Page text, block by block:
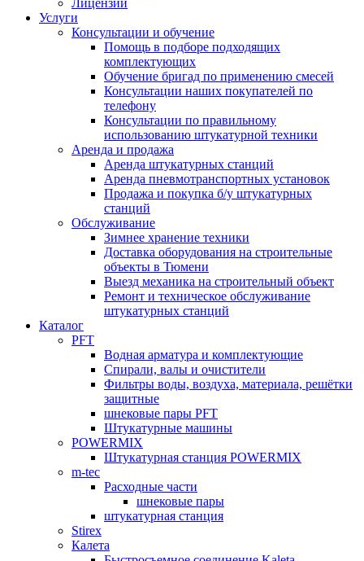
Лицензии
Услуги
Консультации и обучение
Помощь в подборе подходящих
комплектующих
Обучение бригад по применению смесей
Консультации наших покупателей по
телефону
Консультации по правильному
использованию штукатурной техники
Аренда и продажа
Аренда штукатурных станций
Аренда пневмотранспортных установок
Продажа и покупка б/у штукатурных
станций
Обслуживание
Зимнее хранение техники
Доставка оборудования на строительные
объекты в Тюмени
Выезд механика на строительный объект
Ремонт и техническое обслуживание
штукатурных станций
Каталог
PFT
Водная арматура и комплектующие
Спирали, валы и очистители
Фильтры воды, воздуха, материала, решётки
защитные
шнековые пары PFT
Штукатурные машины
POWERMIX
Штукатурная станция POWERMIX
m-tec
Расходные части
шнековые пары
штукатурная станция
Stirex
Калета